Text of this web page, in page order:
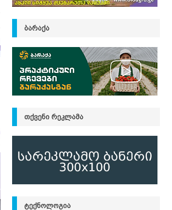
ᲑᲐᲠᲐᲥᲐ
ᲗᲥᲕᲔᲜᲘ ᲠᲔᲙᲚᲐᲛᲐ
ᲢᲔᲥᲜᲝᲚᲝᲒᲘᲐ